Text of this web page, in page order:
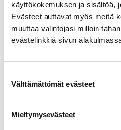
käyttökokemuksen ja sisältöä,
Evästeet auttavat myös meitä
muuttaa valintojasi milloin
evästelinkkiä sivun
Välttämättömät evästeet
Mieltymysevästeet
muistoja ja iloa.
– Jokaisella on oikeus
– Kulttuuri ei ole lisä, vaan
– Tarvitaan enemmän
konkreettisia esimerkkejä
voi olla suuri vaikutus.